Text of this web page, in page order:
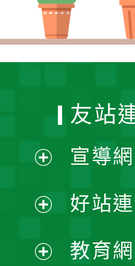
開
選
友站
宣導
好站
教育